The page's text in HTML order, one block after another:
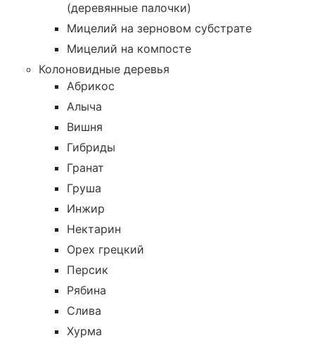
(деревянные палочки)
Мицелий на зерновом субстрате
Мицелий на компосте
Колоновидные деревья
Абрикос
Алыча
Вишня
Гибриды
Гранат
Груша
Инжир
Нектарин
Орех грецкий
Персик
Рябина
Слива
Хурма